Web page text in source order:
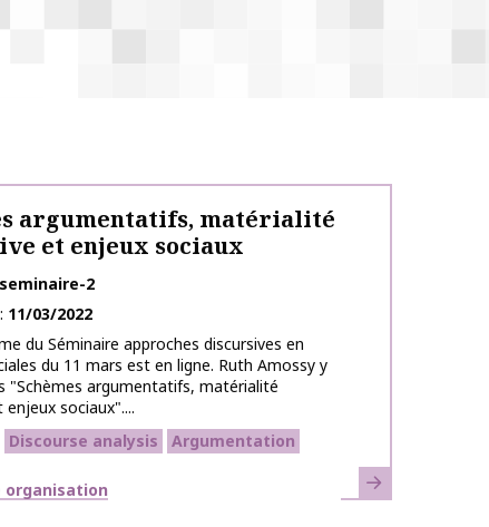
argumentatifs, matérialité
et enjeux sociaux
seminaire-2
11/03/2022
du Séminaire approches discursives en
du 11 mars est en ligne. Ruth Amossy y
"Schèmes argumentatifs, matérialité
enjeux sociaux"....
Discourse analysis Argumentation
organisation Learn more